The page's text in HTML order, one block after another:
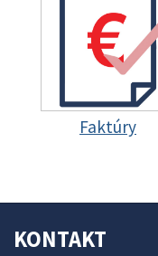
Faktúry
KONTAKT